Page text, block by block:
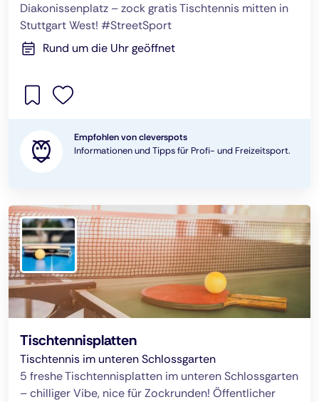
Diakonissenplatz – zock gratis Tischtennis mitten in
Stuttgart West! #StreetSport
Rund um die Uhr geöffnet
Empfohlen von cleverspots
Informationen und Tipps für Profi- und Freizeitsport.
Tischtennisplatten
Tischtennis im unteren Schlossgarten
5 freshe Tischtennisplatten im unteren Schlossgarten
– chilliger Vibe, nice für Zockrunden! Öffentlicher